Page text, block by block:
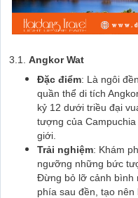
3.1. Angkor Wat
Đặc điểm: Là ngôi
quần thể di tích
kỷ 12 dưới triều đại
tượng của
giới.
Trải nghiệm: Khám
ngưỡng những bức
Đừng bỏ lỡ cảnh bình
phía sau đền, tạo nên